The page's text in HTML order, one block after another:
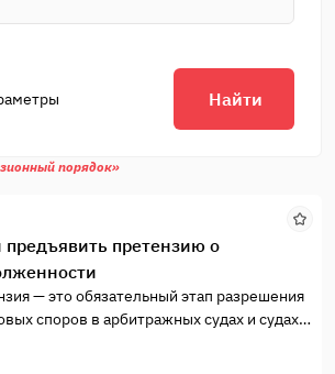
Найти
порядок»
предъявить претензию о
— это обязательный этап разрешения
споров в арбитражных судах и судах
Закон требует от кредитора попытаться
мирным путём перед тем, как